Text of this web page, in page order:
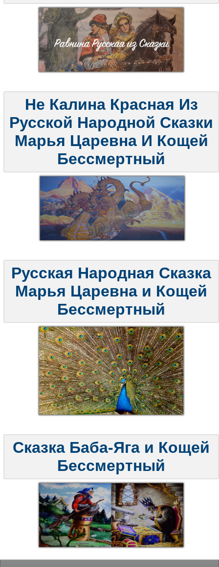
Не Калина Красная Из
Русской Народной Сказки
Марья Царевна И Кощей
Бессмертный
Русская Народная Сказка
Марья Царевна и Кощей
Бессмертный
Сказка Баба-Яга и Кощей
Бессмертный